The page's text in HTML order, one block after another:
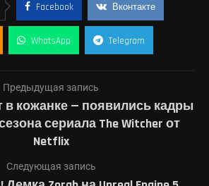
Facebook Вконтакте
WhatsApp Telegram
Предыдущая запись
в кожанке — появились кадры
сериала The Witcher от
Netflix
Следующая запись